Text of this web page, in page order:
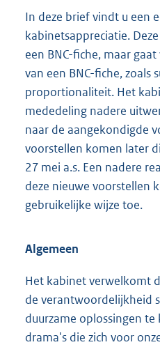
In deze brief vindt u een
kabinetsappreciatie.
een BNC-fiche, maar
van een BNC-fiche, zoals
proportionaliteit. Het
mededeling nadere
naar de aangekondigde
voorstellen komen later
27 mei a.s. Een nadere
deze nieuwe voorstellen
gebruikelijke wijze toe.
Algemeen
Het kabinet verwelkomt
de verantwoordelijkheid
duurzame oplossingen
drama's die zich voor